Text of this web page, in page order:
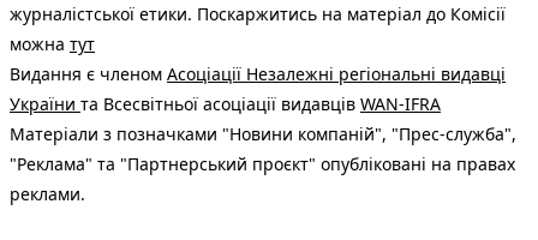
журналістської етики. Поскаржитись на матеріал до Комісії
можна тут
Видання є членом Асоціації Незалежні регіональні видавці
України та Всесвітньої асоціації видавців WAN-IFRA
Матеріали з позначками "Новини компаній", "Прес-служба",
"Реклама" та "Партнерський проєкт" опубліковані на правах
реклами.